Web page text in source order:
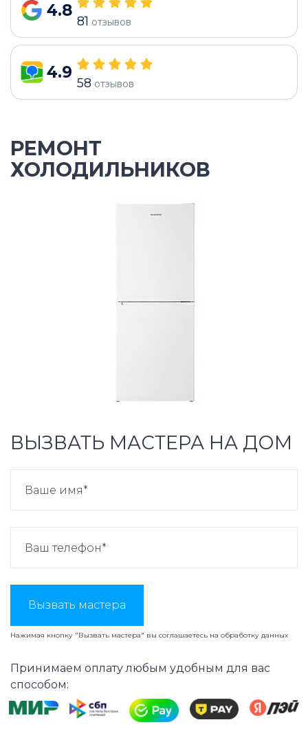
4.8
81 отзывов
4.9
58 отзывов
РЕМОНТ
ХОЛОДИЛЬНИКОВ
ВЫЗВАТЬ МАСТЕРА НА ДОМ
Вызвать мастера
Нажимая кнопку "Вызвать мастера" вы соглашаетесь на обработку данных
Принимаем оплату любым удобным для вас
способом: